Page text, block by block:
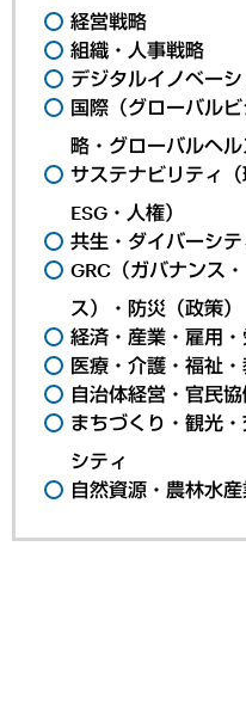
経営戦略
組織・人事戦略
デジタルイノベーシ
国際（グローバル
略・グローバルヘル
サステナビリティ
ESG・人権）
共生・ダイバーシテ
GRC（ガバナンス
ス）・防災（政策）
経済・産業・雇用
医療・介護・福祉
自治体経営・官民
まちづくり・観光
シティ
自然資源・農林水